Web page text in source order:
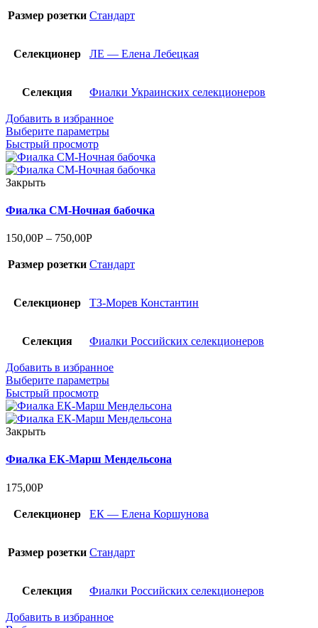
Размер розетки Стандарт
Селекционер ЛЕ — Елена Лебецкая
Селекция Фиалки Украинских селекционеров
Добавить в избранное
Выберите параметры
Быстрый просмотр
Закрыть
Фиалка СМ-Ночная бабочка
150,00Р – 750,00Р
Размер розетки Стандарт
Селекционер ТЗ-Морев Константин
Селекция Фиалки Российских селекционеров
Добавить в избранное
Выберите параметры
Быстрый просмотр
Закрыть
Фиалка ЕК-Марш Мендельсона
175,00Р
Селекционер ЕК — Елена Коршунова
Размер розетки Стандарт
Селекция Фиалки Российских селекционеров
Добавить в избранное